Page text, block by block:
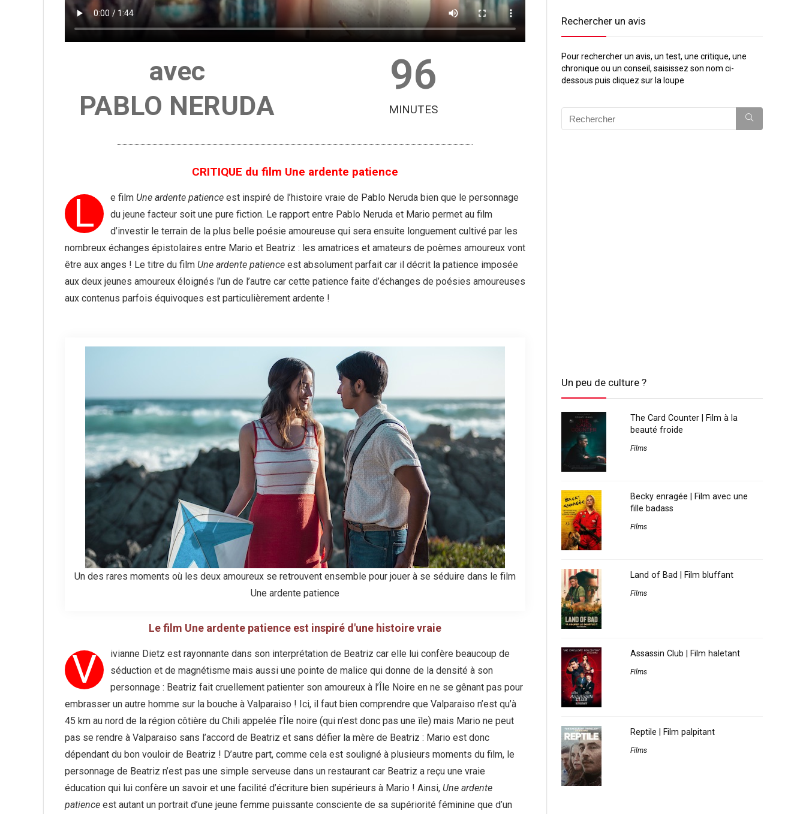
avec
PABLO NERUDA
96
MINUTES
CRITIQUE du film Une ardente patience
L e film Une ardente patience est inspiré de l’histoire vraie de Pablo Neruda bien que le personnage
du jeune facteur soit une pure fiction. Le rapport entre Pablo Neruda et Mario permet au film
d’investir le terrain de la plus belle poésie amoureuse qui sera ensuite longuement cultivé par les
nombreux échanges épistolaires entre Mario et Beatriz : les amatrices et amateurs de poèmes amoureux vont
être aux anges ! Le titre du film Une ardente patience est absolument parfait car il décrit la patience imposée
aux deux jeunes amoureux éloignés l’un de l’autre car cette patience faite d’échanges de poésies amoureuses
aux contenus parfois équivoques est particulièrement ardente !
Un des rares moments où les deux amoureux se retrouvent ensemble pour jouer à se séduire dans le film
Une ardente patience
Le film Une ardente patience est inspiré d'une histoire vraie
V
ivianne Dietz est rayonnante dans son interprétation de Beatriz car elle lui confère beaucoup de
séduction et de magnétisme mais aussi une pointe de malice qui donne de la densité à son
personnage : Beatriz fait cruellement patienter son amoureux à l’Île Noire en ne se gênant pas pour
embrasser un autre homme sur la bouche à Valparaiso ! Ici, il faut bien comprendre que Valparaiso n’est qu’à
45 km au nord de la région côtière du Chili appelée l’Île noire (qui n’est donc pas une île) mais Mario ne peut
pas se rendre à Valparaiso sans l’accord de Beatriz et sans défier la mère de Beatriz : Mario est donc
dépendant du bon vouloir de Beatriz ! D’autre part, comme cela est souligné à plusieurs moments du film, le
personnage de Beatriz n’est pas une simple serveuse dans un restaurant car Beatriz a reçu une vraie
éducation qui lui confère un savoir et une facilité d’écriture bien supérieurs à Mario ! Ainsi, Une ardente
patience est autant un portrait d’une jeune femme puissante consciente de sa supériorité féminine que d’un
Rechercher un avis
Pour rechercher un avis, un test, une critique, une
chronique ou un conseil, saisissez son nom ci-
dessous puis cliquez sur la loupe
Un peu de culture ?
The Card Counter | Film à la
beauté froide
Films
Becky enragée | Film avec une
fille badass
Films
Land of Bad | Film bluffant
Films
Assassin Club | Film haletant
Films
Reptile | Film palpitant
Films